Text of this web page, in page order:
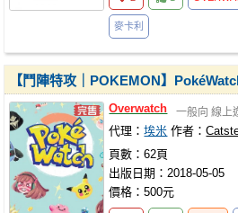
麥卡利
【鬥陣特攻｜POKEMON】
Overwatch 一般向 線上
代理：埃米 作者：
頁數：62頁
出版日期：2018-05-05
價格：500元